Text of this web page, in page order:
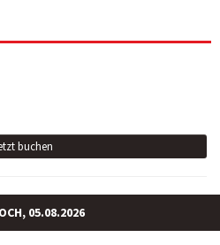
buchen
05.08.2026